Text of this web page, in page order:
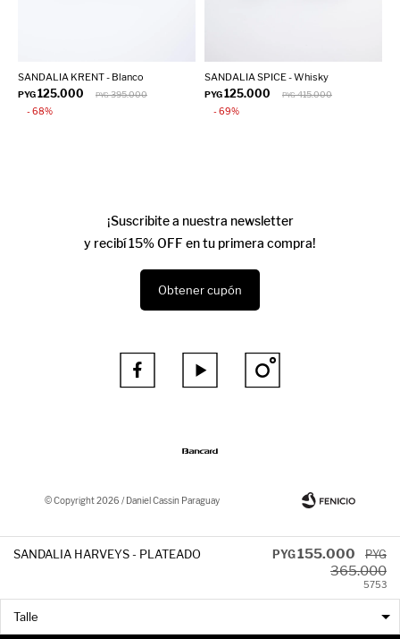
SANDALIA HARVEYS - PLATEADO PYG155.000 PYG
365.000
5753
SANDALIA KRENT - Blanco
PYG125.000 PYG 395.000
68
SANDALIA SPICE - Whisky
PYG125.000 PYG 415.000
69
¡Suscribite a nuestra newsletter
y recibí 15% OFF en tu primera compra!
Obtener cupón
  
© Copyright 2026 / Daniel Cassin Paraguay